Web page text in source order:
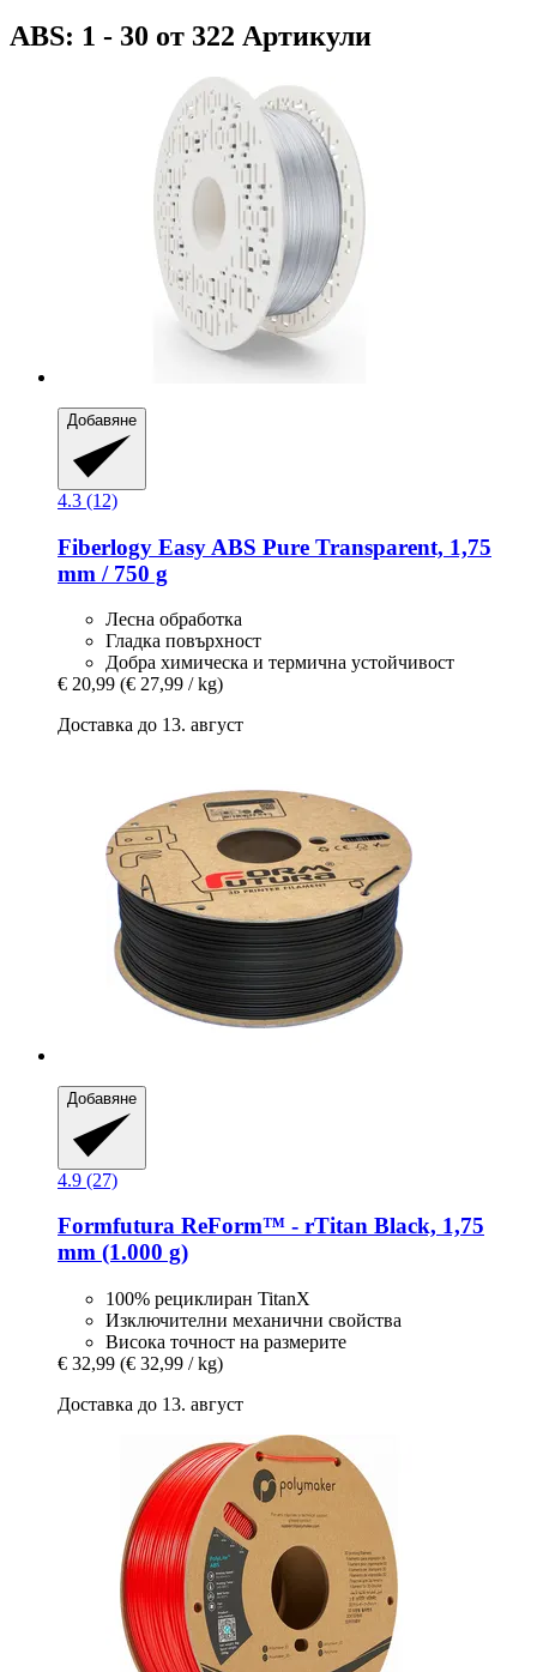
ABS: 1 - 30 от 322 Артикули
Добавяне
4.3 (12)
Fiberlogy Easy ABS Pure Transparent, 1,75
mm / 750 g
Лесна обработка
Гладка повърхност
Добра химическа и термична устойчивост
€ 20,99 (€ 27,99 / kg)
Доставка до 13. август
Добавяне
4.9 (27)
Formfutura ReForm™ -​ rTitan Black, 1,75
mm (1.000 g)
100% рециклиран TitanX
Изключителни механични свойства
Висока точност на размерите
€ 32,99 (€ 32,99 / kg)
Доставка до 13. август